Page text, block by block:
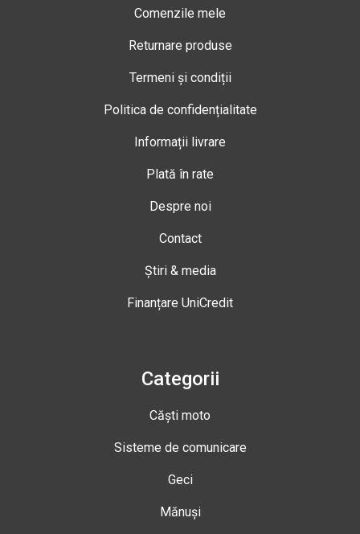
Comenzile mele
Returnare produse
Termeni și condiții
Politica de confidențialitate
Informații livrare
Plată în rate
Despre noi
Contact
Știri & media
Finanțare UniCredit
Categorii
Căști moto
Sisteme de comunicare
Geci
Mănuși